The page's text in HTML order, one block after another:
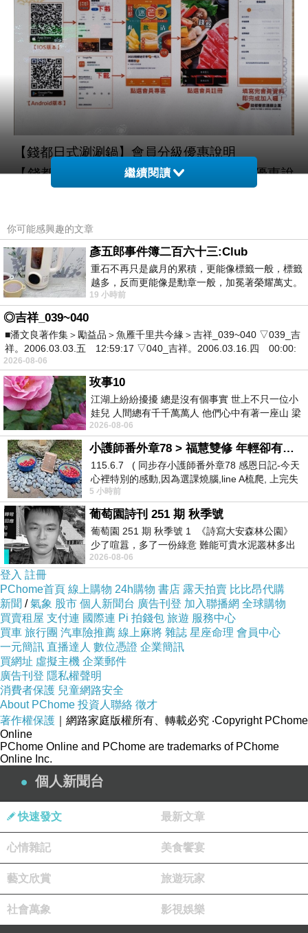
【錢都日式涮涮鍋】會員分級優惠說明
【錢都日式涮涮鍋】NEW!!全新會員分級優惠說
★一般會員
升等：累積消費滿10,000元可升等VIP
🎁一般會員享好禮：生日券(當月1張
-----
★VIP會員
贈紅利點數50點
升等：一年內累積消費滿
續等：一年內累積消費滿
降等：一年內累積消費未滿4,500元降為一般會
員
🎁VIP會員禮包：
1免費湯底券 每月1張)
2生日券(當月1張)
-----
★VVIP會員
贈紅利點數100點
升等：一年內累積消費滿
員
續等：一年內累積消費滿30,000元
降等：一年內累積消費未滿30,000元降為VIP
🎁VVIP會員禮包：
1免費單品券(每季1
2免費湯底券(每月1張)
3生日券( 當月1張)
-----
★黑卡會員
贈紅利點數200
續等：一年內累積消費滿
60,000元
降等：一年內累積消費未滿60,000元降為VVIP
🎁錢都黑卡會員優惠：
1快速通關券
2免費單品券(每季1張)
3免費湯底券
繼續閱讀
你可能感興趣的文章
彥五郎事件簿二百六十三:Club
重石不再只是歲月的累積，更能像標籤一般，標籤
越多，反而更能像是勳章一般，加冕著榮耀萬丈。
習慣一如縱容，成了再難輕輕放下的罪證
19 小時前
◎吉祥_039~040
■潘文良著作集＞勵益品＞魚雁千里共今緣＞吉祥_039~040 ▽039_吉
祥。2006.03.03.五 12:59:17 ▽040_吉祥。2006.03.16.四 00:00:
2026-08-06
玫事10
江湖上紛紛擾擾 總是沒有個事實 世上不只一位小
娃兒 人間總有千千萬萬人 他們心中有著一座山 梁
山佛山泰華衡恆嵩 一山之高
2026-08-06
小護師番外章78 > 福慧雙修 年輕卻有個老靈魂 ㄑ金剛經〉podcast
115.6.7 ( 同步存小護師番外章78 感恩日記-今天
心裡特別的感動,因為選課燒腦,line A梳爬, 上完失
智課的她,特來傾
5 小時前
葡萄園詩刊 251 期 秋季號
葡萄園 251 期 秋季號 1 《詩寫大安森林公園》
少了喧囂，多了一份綠意 難能可貴水泥叢林多出
一
2026-08-06
登入 註冊
PChome首頁 線上購物 24h購物 書店 露天拍賣 比比昂代購
新聞 /氣象 股市 個人新聞台 廣告刊登 加入聯播網 全球購物
買賣租屋 支付連 國際連 Pi 拍錢包 旅遊 服務中心
買車 旅行團 汽車險推薦 線上麻將 雜誌 星座命理 會員中心
一元簡訊 直播達人 數位憑證 企業簡訊
買網址 虛擬主機 企業郵件
廣告刊登 隱私權聲明
消費者保護 兒童網路安全
About PChome 投資人聯絡 徵才
著作權保護 ｜網路家庭版權所有、轉載必究 ‧Copyright PChome
Online
PChome Online and PChome are trademarks of PChome
Online Inc.
個人新聞台
快速發文 最新文章
心情雜記 美食饗宴
藝文欣賞 旅遊玩家
社會萬象 影視娛樂